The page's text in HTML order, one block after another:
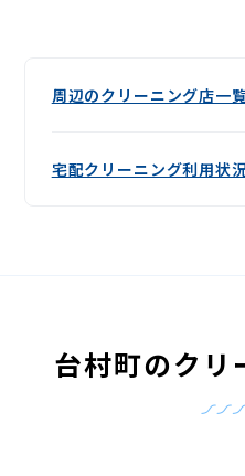
周辺のクリーニング店一
宅配クリーニング利用状
台村町のクリ